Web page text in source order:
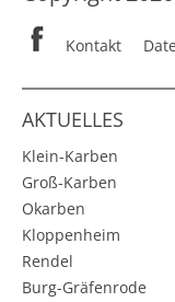
Kontakt
AKTUELLES
Klein-Karben
Groß-Karben
Okarben
Kloppenheim
Rendel
Burg-Gräfenrode